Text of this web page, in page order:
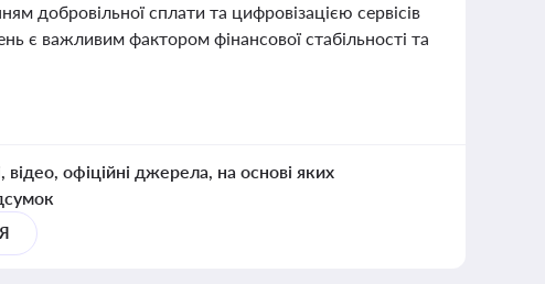
добровільної сплати та цифровізацією сервісів
є важливим фактором фінансової стабільності та
офіційні джерела, на основі яких